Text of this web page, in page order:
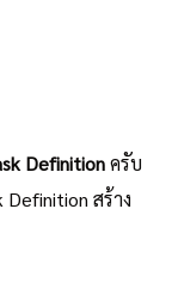
Definitionครับ
Definition สร้าง